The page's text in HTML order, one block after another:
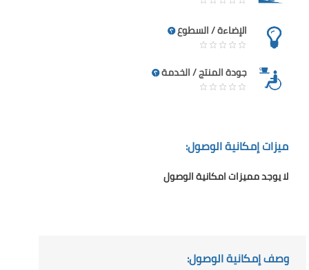
الإضاءة / السطوع
جودة المنتج / الخدمة
ميزات إمكانية الوصول:
لا يوجد مميزات امكانية الوصول
وصف إمكانية الوصول: